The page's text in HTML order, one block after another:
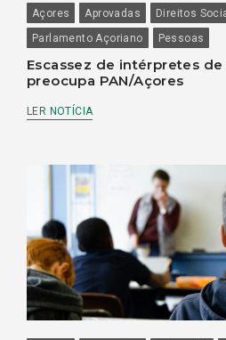
Açores Aprovadas Direitos
Parlamento Açoriano
Pessoas
Escassez de intérpretes
preocupa PAN/Açores
LER NOTÍCIA